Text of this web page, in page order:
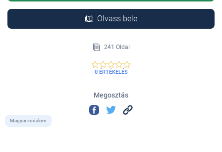
Olvass bele
241 Oldal
0 ÉRTÉKELÉS
Megosztás
Magyar irodalom